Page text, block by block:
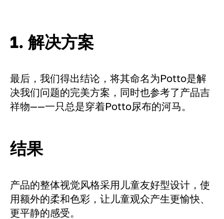
1. 解决方案
最后，我们得出结论，将其命名为Potto是解
决我们问题的完美方案，同时也参考了产品吉
祥物——一只总是穿着Potto尿布的河马。
结果
产品的整体视觉风格采用儿童友好型设计，使
用额外的柔和色彩，让儿童观众产生更愉快、
更平静的感受。